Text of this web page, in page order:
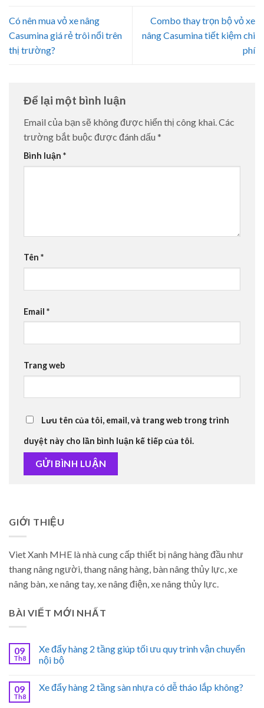
Có nên mua vỏ xe nâng
Casumina giá rẻ trôi nổi trên
thị trường?
Combo thay trọn bộ vỏ xe
nâng Casumina tiết kiệm chi
phí
Để lại một bình luận
Email của bạn sẽ không được hiển thị công khai.Các
trường bắt buộc được đánh dấu *
Bình luận *
Tên *
Email *
Trang web
Lưu tên của tôi, email, và trang web trong trình
duyệt này cho lần bình luận kế tiếp của tôi.
GIỚI THIỆU
Viet Xanh MHE là nhà cung cấp thiết bị nâng hàng đầu như
thang nâng người, thang nâng hàng, bàn nâng thủy lực, xe
nâng bàn, xe nâng tay, xe nâng điện, xe nâng thủy lực.
BÀI VIẾT MỚI NHẤT
09
Th8
Xe đẩy hàng 2 tầng giúp tối ưu quy trình vận chuyển
nội bộ
09
Th8
Xe đẩy hàng 2 tầng sàn nhựa có dễ tháo lắp không?